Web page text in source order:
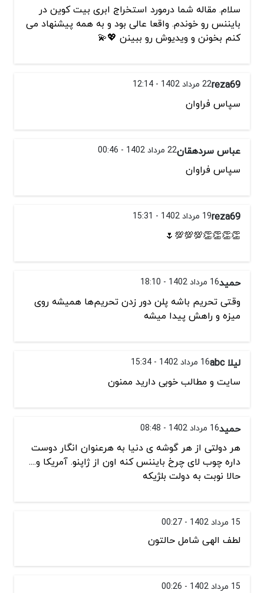
سلام. مقاله شما درمورد استخراج ابری بیت کوین در
بایننس رو خوندم. واقعا عالی بود و به همه پیشنهاد می
کنم بخونن و ویدیوش رو ببینن 💖💫
reza6922 مرداد 1402 - 12:14
سپاس فراوان
عباس سردهقان22 مرداد 1402 - 00:46
سپاس فراوان
reza6919 مرداد 1402 - 15:31
👏👏👏👏💯💯💯🌷
حمید16 مرداد 1402 - 18:10
وقتی تحریم باشه پلن دور زدن تحریم‌ها همیشه روی
میزه و راهش پیدا میشه
لیلا abc 16 مرداد 1402 - 15:34
سایت و مطالب خوبی دارید ممنون
حمید16 مرداد 1402 - 08:48
هر دولتی از هر گوشه ی دنیا به هرعنوان انگار دوست
داره چوب لای چرخ بایننس کنه اون از ژاپنو. آمریکا و....
حالا نوبت به دولت بلژیکه
15 مرداد 1402 - 00:27
لطف الهی شامل حالتون
15 مرداد 1402 - 00:26